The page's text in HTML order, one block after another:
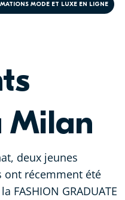
MODE ET LUXE EN LIGNE
Milan
deux jeunes
ont récemment été
FASHION GRADUATE